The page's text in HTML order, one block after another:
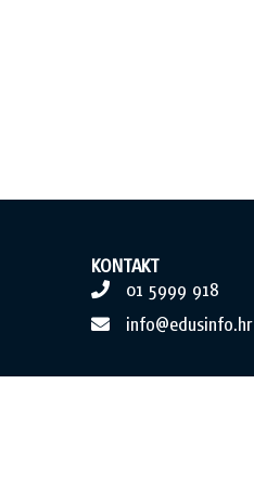
KONTAKT
01 5999 918
info@edusinfo.hr